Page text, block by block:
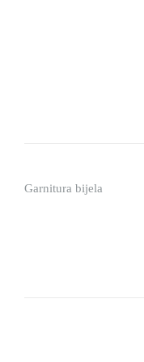
Garnitura bijela